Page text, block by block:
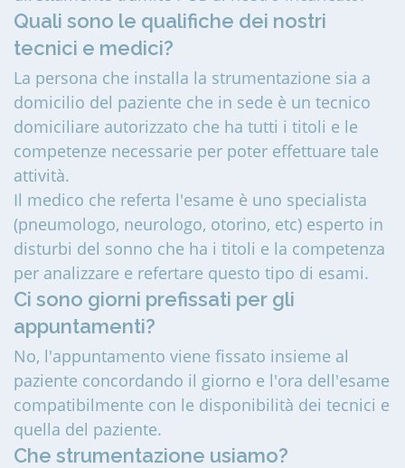
Quali sono le qualifiche dei nostri
tecnici e medici?
La persona che installa la strumentazione sia a
domicilio del paziente che in sede è un tecnico
domiciliare autorizzato che ha tutti i titoli e le
competenze necessarie per poter effettuare tale
attività.
Il medico che referta l'esame è uno specialista
(pneumologo, neurologo, otorino, etc) esperto in
disturbi del sonno che ha i titoli e la competenza
per analizzare e refertare questo tipo di esami.
Ci sono giorni prefissati per gli
appuntamenti?
No, l'appuntamento viene fissato insieme al
paziente concordando il giorno e l'ora dell'esame
compatibilmente con le disponibilità dei tecnici e
quella del paziente.
Che strumentazione usiamo?